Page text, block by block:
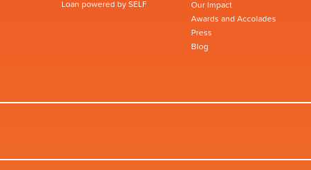
Loan powered by SELF
Our Impact
Awards and Accolades
Press
Blog